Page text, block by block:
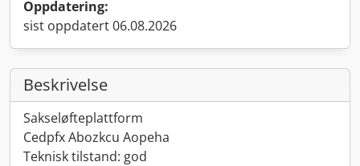
Oppdatering:
sist oppdatert 06.08.2026
Beskrivelse
Sakseløfteplattform
Cedpfx Abozkcu Aopeha
Teknisk tilstand: god